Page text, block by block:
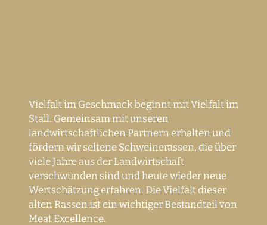
Vielfalt im Geschmack beginnt mit Vielfalt im
Stall. Gemeinsam mit unseren
landwirtschaftlichen Partnern erhalten und
fördern wir seltene Schweinerassen, die über
viele Jahre aus der Landwirtschaft
verschwunden sind und heute wieder neue
Wertschätzung erfahren. Die Vielfalt dieser
alten Rassen ist ein wichtiger Bestandteil von
Meat Excellence.